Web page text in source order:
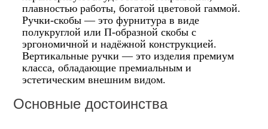
плавностью работы, богатой цветовой гаммой.
Ручки-скобы — это фурнитура в виде
полукруглой или П-образной скобы с
эргономичной и надёжной конструкцией.
Вертикальные ручки — это изделия премиум
класса,обладающие премиальным и
эстетическим внешним видом.
Основные достоинства